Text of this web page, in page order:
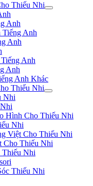
Thiếu Nhi
Anh
Tiếng Anh
Anh
Anh
Anh
Anh Khác
Thiếu Nhi
Nhi
Hình Cho Thiếu Nhi
Nhi
Việt Cho Thiếu Nhi
Cho Thiếu Nhi
Thiếu Nhi
Thiếu Nhi